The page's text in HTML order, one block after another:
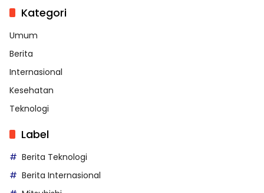
Kategori
Umum
Berita
Internasional
Kesehatan
Teknologi
Label
Berita Teknologi
Berita Internasional